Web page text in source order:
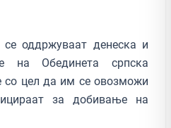
се оддржуваат денеска и
на Обединета српска
со цел да им се овозможи
за добивање на